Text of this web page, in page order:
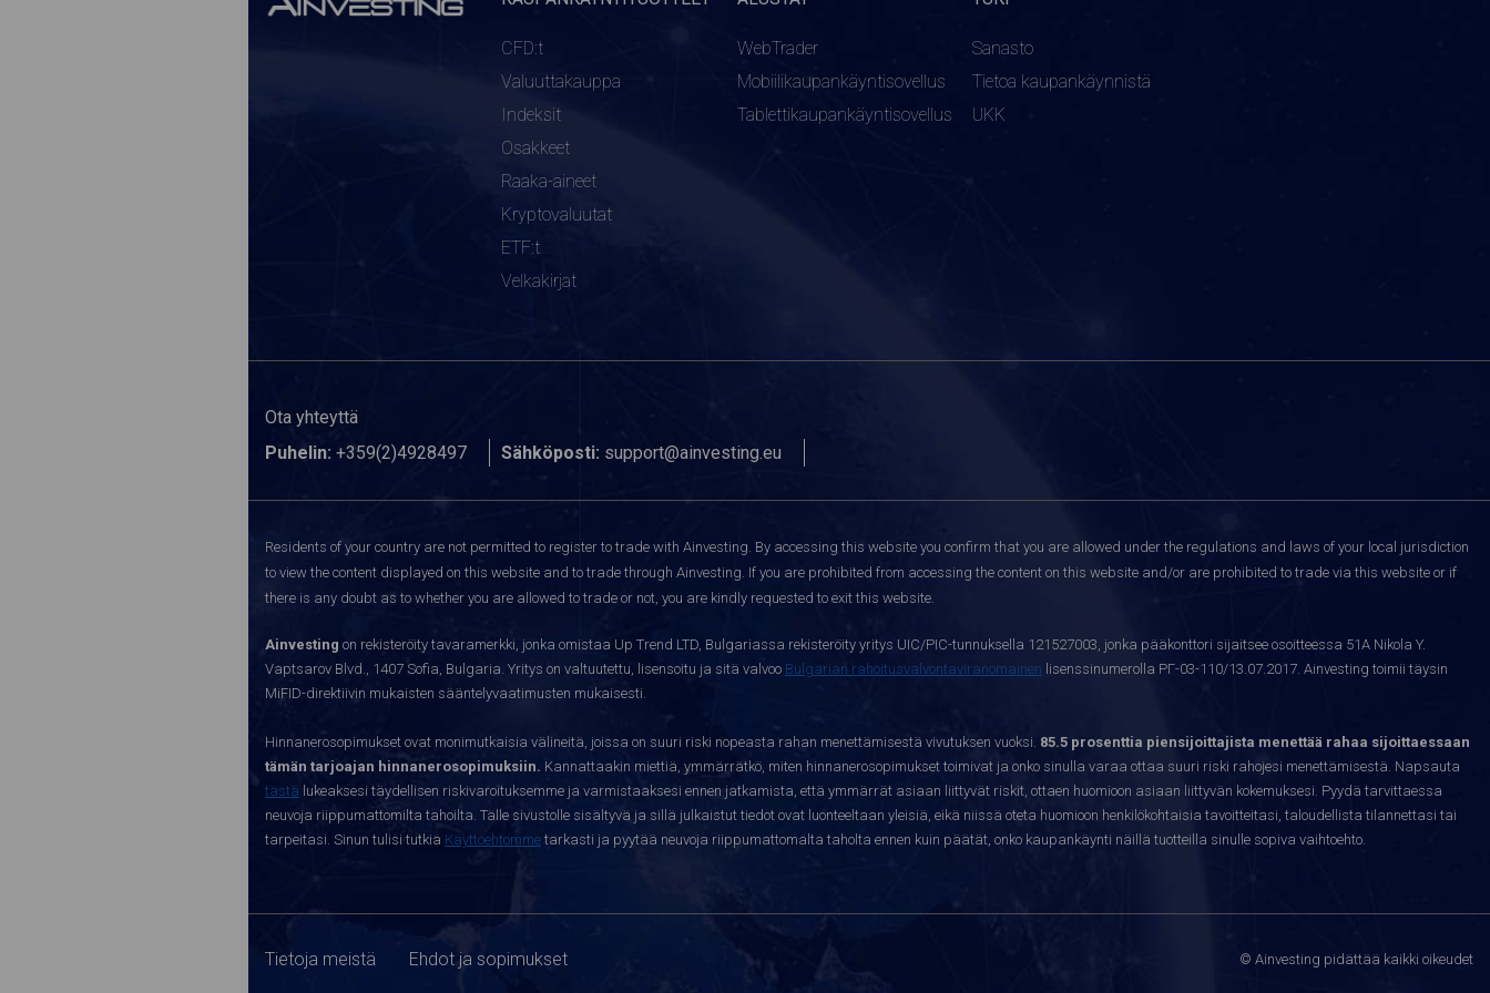
CFD:t
Valuuttakauppa
Indeksit
Osakkeet
Raaka-aineet
Kryptovaluutat
ETF:t
Velkakirjat
WebTrader
Mobiilikaupankäyntisovellus
Tablettikaupankäyntisovellus
Sanasto
Tietoa kaupankäynnistä
UKK
Ota yhteyttä
Puhelin: +359(2)4928497 Sähköposti: support@ainvesting.eu
Residents of your country are not permitted to register to trade with Ainvesting. By accessing this website you confirm that you are allowed under the regulations and laws of your local jurisdiction
to view the content displayed on this website and to trade through Ainvesting. If you are prohibited from accessing the content on this website and/or are prohibited to trade via this website or if
there is any doubt as to whether you are allowed to trade or not, you are kindly requested to exit this website.
Ainvesting on rekisteröity tavaramerkki, jonka omistaa Up Trend LTD, Bulgariassa rekisteröity yritys UIC/PIC-tunnuksella 121527003, jonka pääkonttori sijaitsee osoitteessa 51A Nikola Y.
Vaptsarov Blvd., 1407 Sofia, Bulgaria. Yritys on valtuutettu, lisensoitu ja sitä valvoo Bulgarian rahoitusvalvontaviranomainen lisenssinumerolla РГ-03-110/13.07.2017. Ainvesting toimii täysin
MiFID-direktiivin mukaisten sääntelyvaatimusten mukaisesti.
Hinnanerosopimukset ovat monimutkaisia välineitä, joissa on suuri riski nopeasta rahan menettämisestä vivutuksen vuoksi. 85.5 prosenttia piensijoittajista menettää rahaa sijoittaessaan
tämän tarjoajan hinnanerosopimuksiin. Kannattaakin miettiä, ymmärrätkö, miten hinnanerosopimukset toimivat ja onko sinulla varaa ottaa suuri riski rahojesi menettämisestä. Napsauta
tästä lukeaksesi täydellisen riskivaroituksemme ja varmistaaksesi ennen jatkamista, että ymmärrät asiaan liittyvät riskit, ottaen huomioon asiaan liittyvän kokemuksesi. Pyydä tarvittaessa
neuvoja riippumattomilta tahoilta. Tälle sivustolle sisältyvä ja sillä julkaistut tiedot ovat luonteeltaan yleisiä, eikä niissä oteta huomioon henkilökohtaisia tavoitteitasi, taloudellista tilannettasi tai
tarpeitasi. Sinun tulisi tutkia Käyttöehtomme tarkasti ja pyytää neuvoja riippumattomalta taholta ennen kuin päätät, onko kaupankäynti näillä tuotteilla sinulle sopiva vaihtoehto.
Tietoja meistä Ehdot ja sopimukset © Ainvesting pidättää kaikki oikeudet